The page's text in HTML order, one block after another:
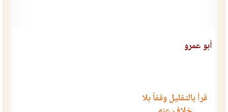
أبو عمرو
قرأ بالتقليل وقفاً بلا